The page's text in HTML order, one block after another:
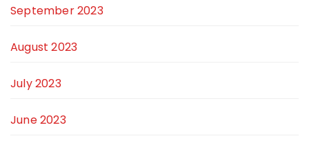
September 2023
August 2023
July 2023
June 2023